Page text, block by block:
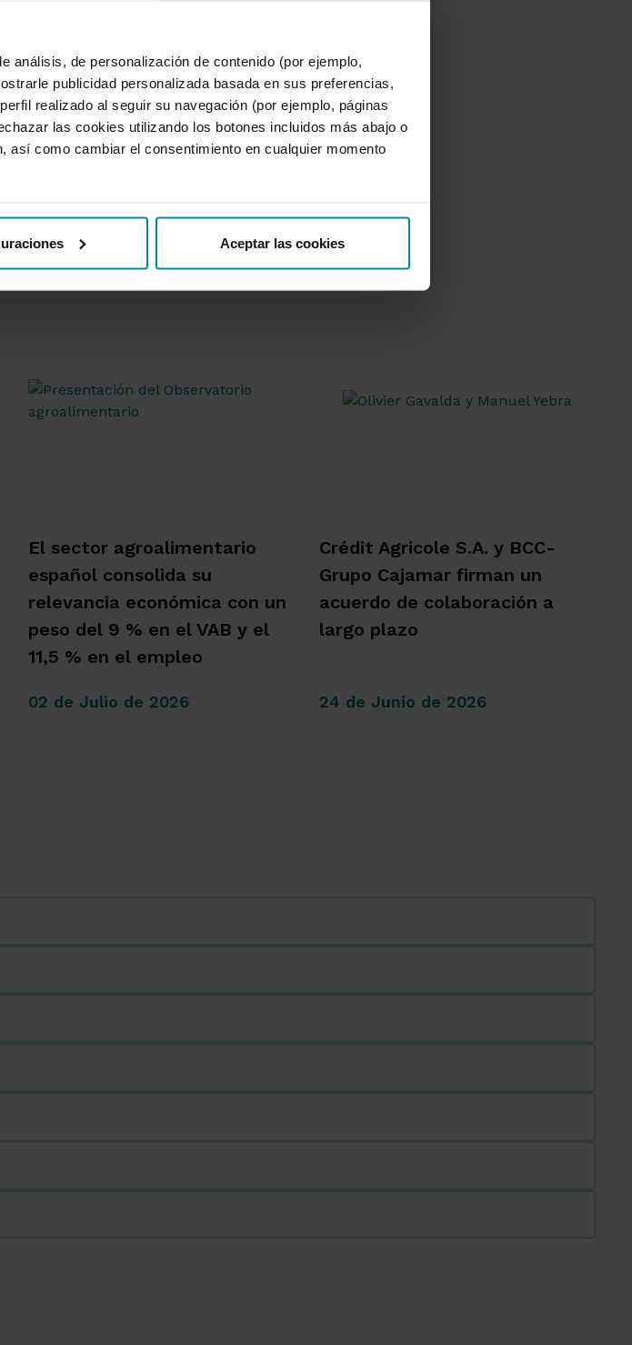
análisis, de personalización de contenido (por ejemplo,
publicidad personalizada basada en sus preferencias,
realizado al seguir su navegación (por ejemplo, páginas
las cookies utilizando los botones incluidos más abajo o
así como cambiar el consentimiento en cualquier momento
Aceptar las cookies
El sector agroalimentario
español consolida su
relevancia económica con un
peso del 9 % en el VAB y el
11,5 % en el empleo
02 de Julio de 2026
Crédit Agricole S.A. y BCC-
Grupo Cajamar firman un
acuerdo de colaboración a
largo plazo
24 de Junio de 2026